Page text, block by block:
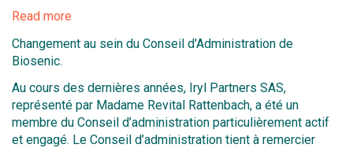
Read more
au
d'Administration
de
Biosenic
Changement au sein du Conseil d'Administration de
Biosenic.
Au cours des dernières années, Iryl Partners SAS,
représenté par Madame Revital Rattenbach, a été un
membre du Conseil d’administration particulièrement actif
et engagé. Le Conseil d’administration tient à remercier